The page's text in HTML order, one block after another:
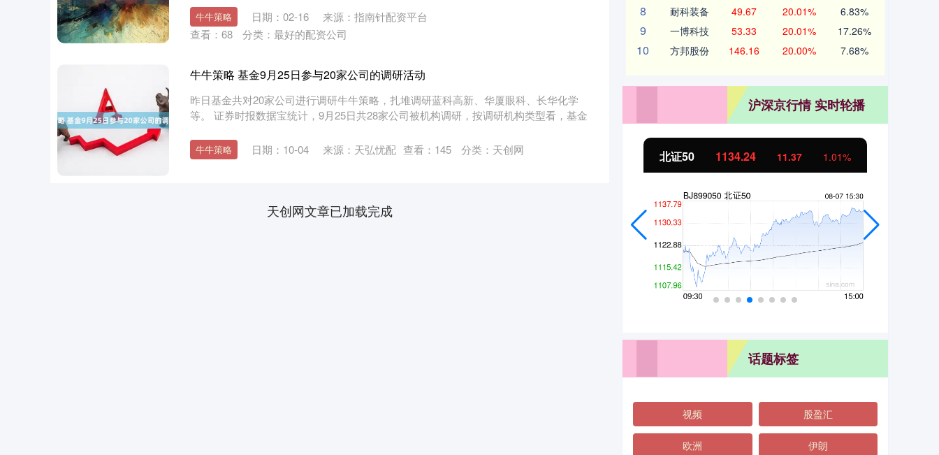
牛牛策略 日期：02-16
来源：指南针配资平台
查看： 68 分类： 最好的配资公司
牛牛策略 基金9月25日参与20家公司的调研活动
昨日基金共对20家公司进行调研牛牛策略，扎堆调研蓝科高新、华厦眼科、长华化学
等。 证券时报数据宝统计，9月25日共28家公司被机构调研，按调研机构类型看，基金
牛牛策略 日期：10-04 来源：天弘忧配 查看： 145 分类： 天创网
天创网文章已加载完成
8 耐科装备 49.67 20.01% 6.83%
9 一博科技 53.33 20.01% 17.26%
10 方邦股份 146.16 20.00% 7.68%
沪深京行情 实时轮播
1.02% 深证成指 14311.01 200.89 1.42% 沪深300 4694.44 43.13 北证50 1134.24 11.37 1.01%
话题标签
视频 股盈汇
欧洲 伊朗